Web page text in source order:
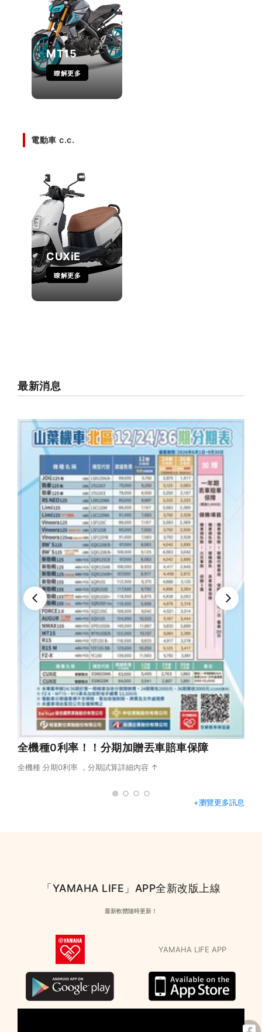
MT15
瞭解更多
電動車 c.c.
CUXiE
瞭解更多
最新消息
全機種0利率！！分期加贈丟車賠車保障
全機種 分期0利率 ，分期試算詳細內容 ↑
+瀏覽更多訊息
「YAMAHA LIFE」APP全新改版上線
最新軟體隨時更新！
YAMAHA LIFE APP